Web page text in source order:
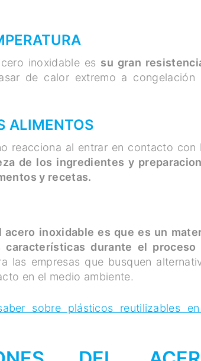
inoxidable es su gran
de calor extremo a congelación
ALIMENTOS
reacciona al entrar en contacto con
de los ingredientes y
y recetas.
inoxidable es que es un
durante el proceso
las empresas que busquen
en el medio ambiente.
sobre plásticos reutilizables